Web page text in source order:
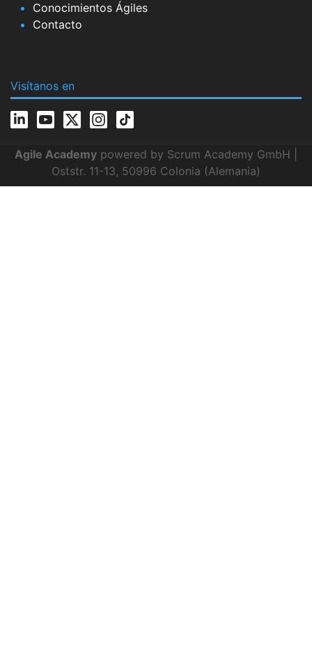
Conocimientos Ágiles
Contacto
Visítanos en
Agile Academy powered by Scrum Academy GmbH |
Oststr. 11-13, 50996 Colonia (Alemania)